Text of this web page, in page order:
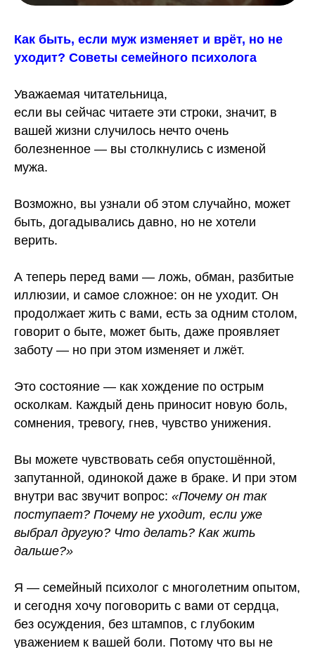
Как быть, если муж изменяет и врёт, но не
уходит? Советы семейного психолога
Уважаемая читательница,
если вы сейчас читаете эти строки, значит, в
вашей жизни случилось нечто очень
болезненное — вы столкнулись с изменой
мужа.
Возможно, вы узнали об этом случайно, может
быть, догадывались давно, но не хотели
верить.
А теперь перед вами — ложь, обман, разбитые
иллюзии, и самое сложное: он не уходит. Он
продолжает жить с вами, есть за одним столом,
говорит о быте, может быть, даже проявляет
заботу — но при этом изменяет и лжёт.
Это состояние — как хождение по острым
осколкам. Каждый день приносит новую боль,
сомнения, тревогу, гнев, чувство унижения.
Вы можете чувствовать себя опустошённой,
запутанной, одинокой даже в браке. И при этом
внутри вас звучит вопрос: «Почему он так
поступает? Почему не уходит, если уже
выбрал другую? Что делать? Как жить
дальше?»
Я — семейный психолог с многолетним опытом,
и сегодня хочу поговорить с вами от сердца,
без осуждения, без штампов, с глубоким
уважением к вашей боли. Потому что вы не